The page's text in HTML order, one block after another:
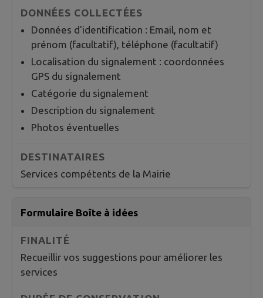
Données d'identification : Email, nom et
prénom (facultatif), téléphone (facultatif)
Localisation du signalement : coordonnées
GPS du signalement
Catégorie du signalement
Description du signalement
Photos éventuelles
Services compétents de la Mairie
Formulaire Boîte à idées
Recueillir vos suggestions pour améliorer les
services